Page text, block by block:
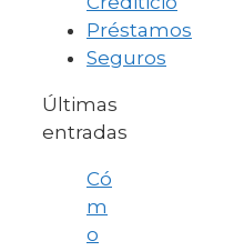
Préstamos
Seguros
Últimas
entradas
Có
m
o